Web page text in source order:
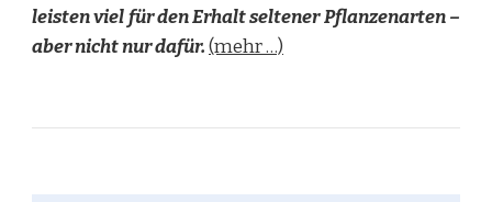
leisten viel für den Erhalt seltener Pflanzenarten –
aber nicht nur dafür.(mehr …)